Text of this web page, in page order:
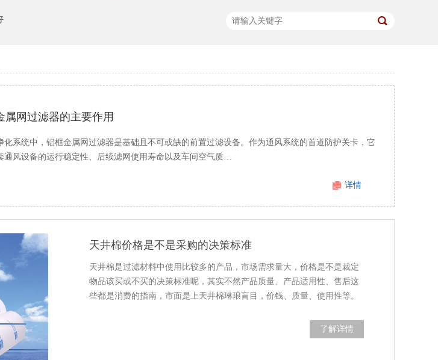
网过滤器的主要作用
系统中，铝框金属网过滤器是基础且不可或缺的前置过滤设备。作为通风系统的首道防护关卡，它
通风设备的运行稳定性、后续滤网使用寿命以及车间空气质…
详情
天井棉价格是不是采购的决策标准
天井棉是过滤材料中使用比较多的产品，市场需求量大，价格是不是裁定
物品该买或不买的决策标准呢，其实不然产品质量、产品适用性、售后这
些都是消费的指南，市面是上天井棉琳琅盲目，价钱、质量、使用性等。
了解详情